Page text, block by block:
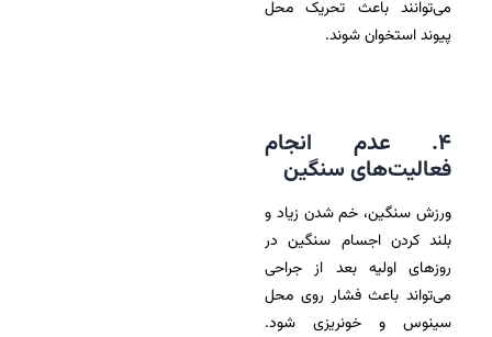
می‌توانند باعث تحریک محل
پیوند استخوان شوند.
۴. عدم انجام
فعالیت‌های سنگین
ورزش سنگین، خم شدن زیاد و
بلند کردن اجسام سنگین در
روزهای اولیه بعد از جراحی
می‌تواند باعث فشار روی محل
سینوس و خونریزی شود.